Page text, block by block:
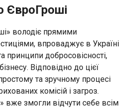
ЄвроГроші
володіє прямими
впроваджує в Україні
принципи добросовісності,
Відповідно до цієї
та зручному процесі
комісій і загроз.
вже змогли відчути себе всім